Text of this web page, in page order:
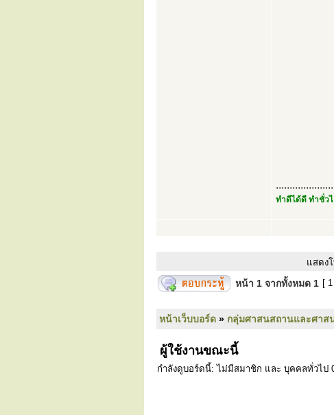
ทำดีได้ดี ทำชั่ว
แสดง
หน้า 1 จากทั้งหมด 1 [
หน้าเว็บบอร์ด » กลุ่มศาสนสถานและศาส
ผู้ใช้งานขณะนี้
กำลังดูบอร์ดนี้: ไม่มีสมาชิก และ บุคคลทั่วไป